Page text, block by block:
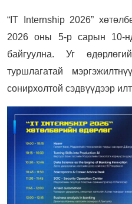
“IT Internship 2026”
2026 оны 5-р сарын 10-
байгуулна. Уг
туршлагатай
сонирхолтой сэдвүүдээр